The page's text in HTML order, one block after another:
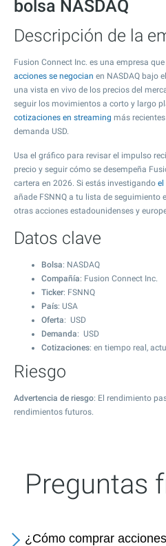
bolsa NASDAQ
Descripción de la
Fusion Connect Inc. es una empresa
acciones se negocian en NASDAQ bajo
una vista en vivo de los precios del
seguir los movimientos a corto y largo
cotizaciones en streaming más
demanda USD.
Usa el gráfico para revisar el impulso
precio y seguir cómo se desempeña
cartera en 2026. Si estás investigando el
añade FSNNQ a tu lista de seguimiento
otras acciones estadounidenses y
Datos clave
Bolsa: NASDAQ
Compañía: Fusion Connect Inc.
Ticker: FSNNQ
País: USA
Oferta: USD
Demanda: USD
Cotizaciones: en tiempo real,
Riesgo
Advertencia de riesgo: El rendimiento
rendimientos futuros.
Preguntas
¿Cómo comprar